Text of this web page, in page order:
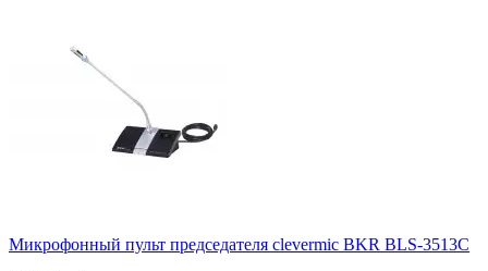
Микрофонный пульт председателя clevermic BKR BLS-3513C